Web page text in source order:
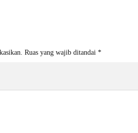
Ruas yang wajib ditandai *